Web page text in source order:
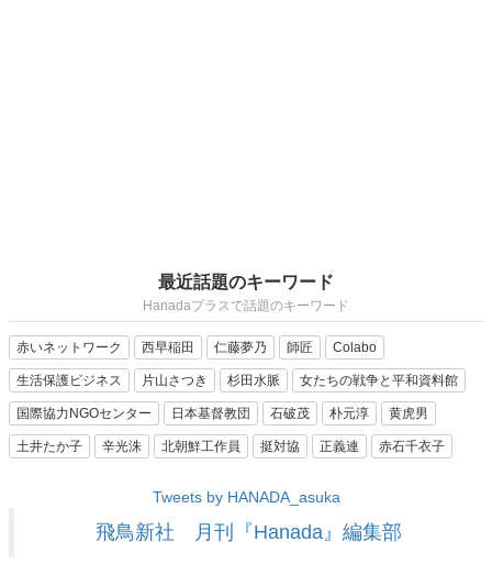
最近話題のキーワード
Hanadaプラスで話題のキーワード
赤いネットワーク 西早稲田 仁藤夢乃 師匠 Colabo
生活保護ビジネス 片山さつき 杉田水脈 女たちの戦争と平和資料館
国際協力NGOセンター 日本基督教団 石破茂 朴元淳 黄虎男
土井たか子 辛光洙 北朝鮮工作員 挺対協 正義連 赤石千衣子
Tweets by HANADA_asuka
飛鳥新社 月刊『Hanada』編集部